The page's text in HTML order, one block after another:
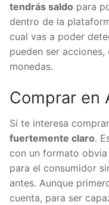
Cuando el efectivo o
tendrás saldopara
apetezca dentro de
plataformas en el
adicionalmente de
Comprar en
Si te interesa
fuertemente claro.
hizo con un formato
simple para el